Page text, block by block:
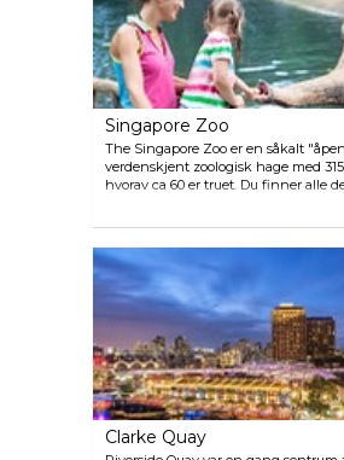
Singapore Zoo
The Singapore Zoo er en såkalt
verdenskjent zoologisk hage med
hvorav ca 60 er truet. Du finner alle
her: løve, tiger, jaguar, leopard og
romslige innhegninger, skilt fra de
tørre eller våte vollgraver. Farlige dyr
med glassvegger. Parken tilbyr også
natt safari.
Clarke Quay